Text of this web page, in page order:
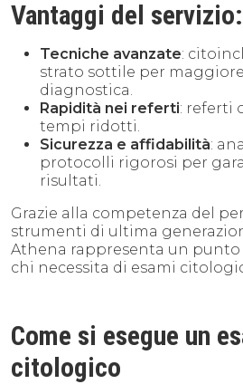
Vantaggi del servizio:
Tecniche avanzate:
strato sottile per
diagnostica.
Rapidità nei referti: referti
tempi ridotti.
Sicurezza e affidabilità:
protocolli rigorosi per
risultati.
Grazie alla competenza del
strumenti di ultima
Athena rappresenta un
chi necessita di esami
Come si esegue un
citologico